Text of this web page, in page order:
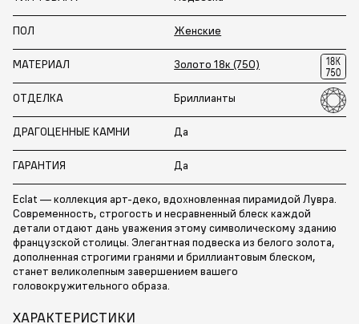
ПОЛ Женские
МАТЕРИАЛ Золото 18к (750)
ОТДЕЛКА Бриллианты
ДРАГОЦЕННЫЕ КАМНИ Да
ГАРАНТИЯ Да
Eclat — коллекция арт-деко, вдохновленная пирамидой Лувра.
Современность, строгость и несравненный блеск каждой
детали отдают дань уважения этому символическому зданию
французской столицы. Элегантная подвеска из белого золота,
дополненная строгими гранями и бриллиантовым блеском,
станет великолепным завершением вашего
головокружительного образа.
ХАРАКТЕРИСТИКИ